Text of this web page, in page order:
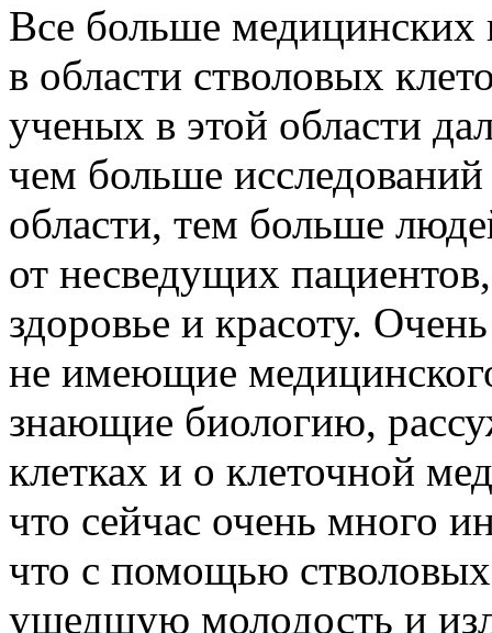
Все больше медицинских
в области стволовых
ученых в этой области
чем больше
области, тем больше
от несведущих
здоровье и красоту.
не имеющие
знающие биологию,
клетках и о клеточной
что сейчас очень много
что с помощью
ушедшую молодость и